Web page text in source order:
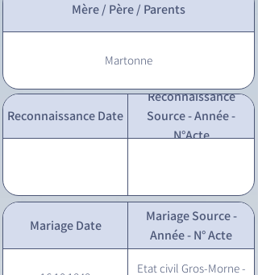
Mère / Père / Parents
Martonne
Reconnaissance Date
Reconnaissance
Source - Année -
N°Acte
Mariage Date
Mariage Source -
Année - N° Acte
Etat civil Gros-Morne -